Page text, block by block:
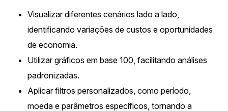
Visualizar diferentes cenários lado a lado,
identificando variações de custos e oportunidades
de economia.
Utilizar gráficos em base 100, facilitando análises
padronizadas.
Aplicar filtros personalizados, como período,
moeda e parâmetros específicos, tornando a